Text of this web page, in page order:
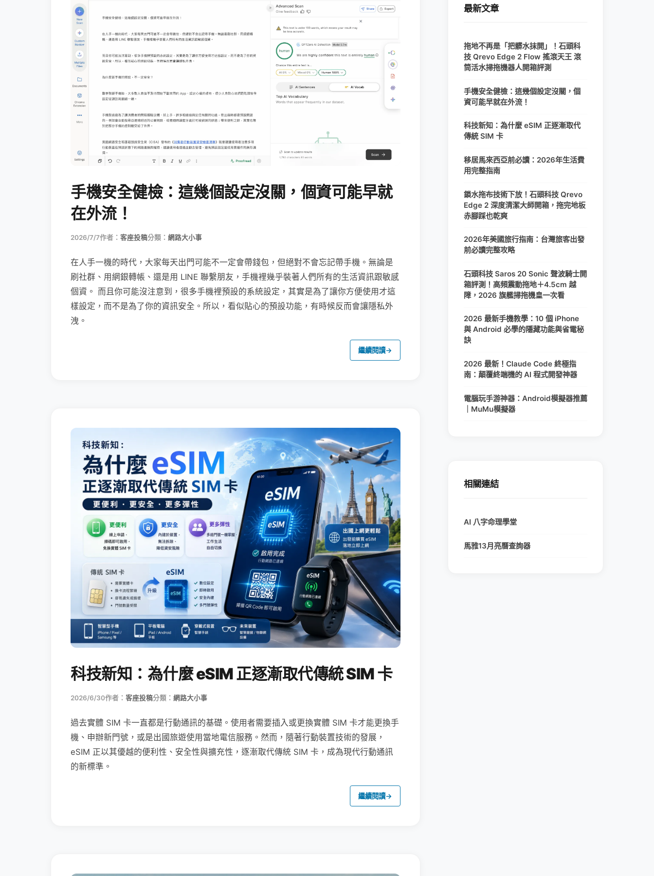
手機安全健檢：這幾個設定沒關，個資可能早就
在外流！
2026/7/7作者： 客座投稿分類： 網路大小事
在人手一機的時代，大家每天出門可能不一定會帶錢包，但絕對不會忘記帶手機。無論是
刷社群、用網銀轉帳、還是用 LINE 聯繫朋友，手機裡幾乎裝著人們所有的生活資訊跟敏感
個資。 而且你可能沒注意到，很多手機裡預設的系統設定，其實是為了讓你方便使用才這
樣設定，而不是為了你的資訊安全。所以，看似貼心的預設功能，有時候反而會讓隱私外
洩。
繼續閱讀→
科技新知：為什麼 eSIM 正逐漸取代傳統 SIM 卡
2026/6/30作者： 客座投稿分類： 網路大小事
過去實體 SIM 卡一直都是行動通訊的基礎。使用者需要插入或更換實體 SIM 卡才能更換手
機、申辦新門號，或是出國旅遊使用當地電信服務。然而，隨著行動裝置技術的發展，
eSIM 正以其優越的便利性、安全性與擴充性，逐漸取代傳統 SIM 卡，成為現代行動通訊
的新標準。
繼續閱讀→
最新文章
拖地不再是「把髒水抹開」！石頭科
技 Qrevo Edge 2 Flow 搖滾天王 滾
筒活水掃拖機器人開箱評測
手機安全健檢：這幾個設定沒關，個
資可能早就在外流！
科技新知：為什麼 eSIM 正逐漸取代
傳統 SIM 卡
移居馬來西亞前必讀：2026年生活費
用完整指南
鎖水拖布技術下放！石頭科技 Qrevo
Edge 2 深度清潔大師開箱，拖完地板
赤腳踩也乾爽
2026年美國旅行指南：台灣旅客出發
前必讀完整攻略
石頭科技 Saros 20 Sonic 聲波騎士開
箱評測！高頻震動拖地＋4.5cm 越
障，2026 旗艦掃拖機皇一次看
2026 最新手機教學：10 個 iPhone
與 Android 必學的隱藏功能與省電秘
訣
2026 最新！Claude Code 終極指
南：顛覆終端機的 AI 程式開發神器
電腦玩手游神器：Android模擬器推薦
｜MuMu模擬器
相關連結
AI 八字命理學堂
馬雅13月亮曆查詢器